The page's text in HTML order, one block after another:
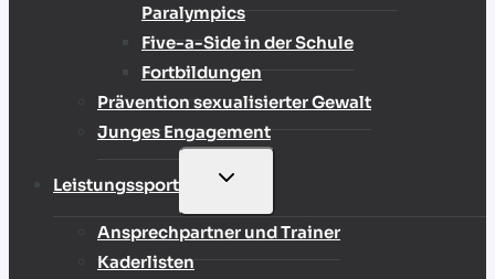
Paralympics
Five-a-Side in der Schule
Fortbildungen
Prävention sexualisierter Gewalt
Junges Engagement
Leistungssport
UNTERMENÜ
Ansprechpartner und Trainer
Kaderlisten